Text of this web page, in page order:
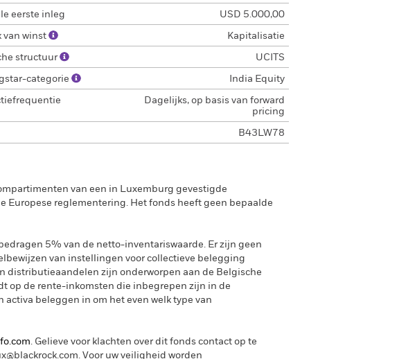
eerste inleg USD 5.000,00
van winst Kapitalisatie
structuur UCITS
categorie India Equity
Dagelijks, op basis van forward
pricing
B43LW78
van een in Luxemburg gevestigde
Europese reglementering. Het fonds heeft geen bepaalde
5% van de netto-inventariswaarde. Er zijn geen
van instellingen voor collectieve belegging
distributieaandelen zijn onderworpen aan de Belgische
op de rente-inkomsten die inbegrepen zijn in de
beleggen in om het even welk type van
. Gelieve voor klachten over dit fonds contact op te
Voor uw veiligheid worden